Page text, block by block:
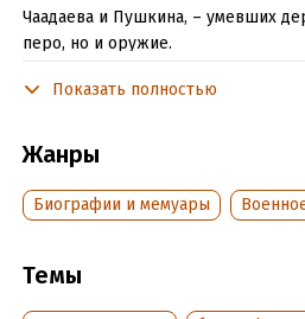
Чаадаева и Пушкина, – умевших
перо, но и оружие.
Они сражались на Бородинском
Швецией, ехали служить на Кавказ…
Корнет, поручик, штабс-капитан,
Подробная информация
Показать полностью
Жанры
Биографии и мемуары
Темы